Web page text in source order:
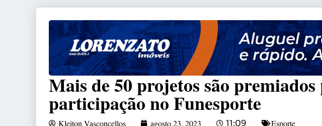
Mais de 50 projetos são
participação no Funesporte
Kleiton Vasconcellos agosto 23, 2023 11:09
Esporte